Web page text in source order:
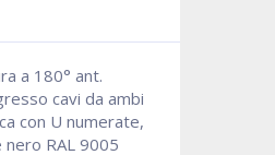
a 180° ant.
cavi da ambi
con U numerate,
RAL 9005